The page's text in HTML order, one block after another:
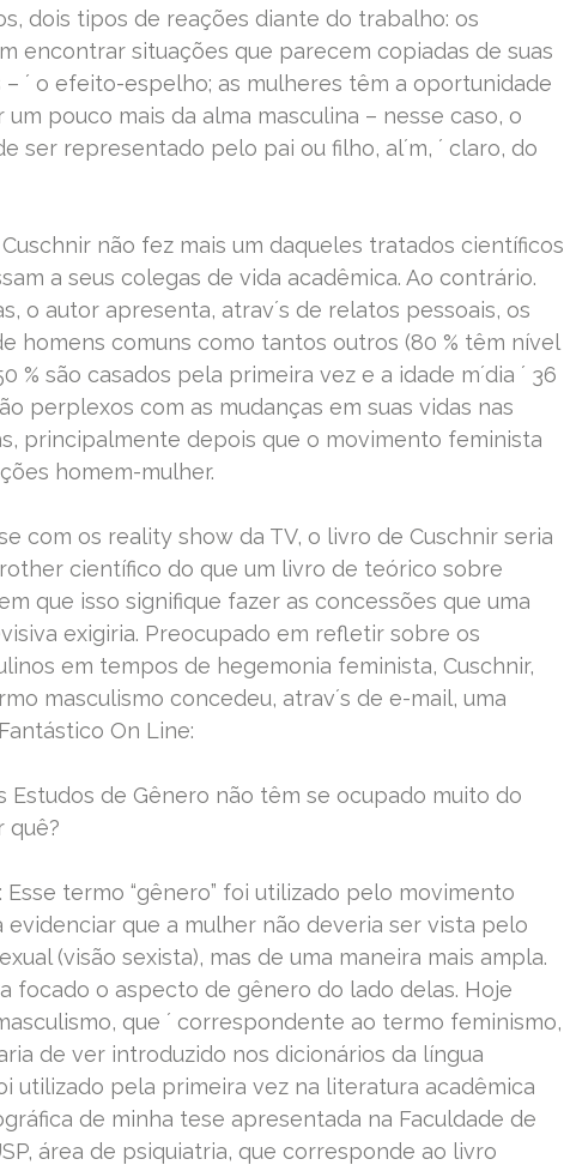
dois tipos de reações diante do trabalho: os
encontrar situações que parecem copiadas de suas
´ o efeito-espelho; as mulheres têm a oportunidade
pouco mais da alma masculina – nesse caso, o
ser representado pelo pai ou filho, al´m, ´ claro, do
não fez mais um daqueles tratados científicos
a seus colegas de vida acadêmica. Ao contrário.
o autor apresenta, atrav´s de relatos pessoais, os
homens comuns como tantos outros (80 % têm nível
% são casados pela primeira vez e a idade m´dia ´ 36
perplexos com as mudanças em suas vidas nas
principalmente depois que o movimento feminista
homem-mulher.
com os reality show da TV, o livro de Cuschnir seria
científico do que um livro de teórico sobre
que isso signifique fazer as concessões que uma
exigiria. Preocupado em refletir sobre os
em tempos de hegemonia feminista, Cuschnir,
masculismo concedeu, atrav´s de e-mail, uma
On Line:
Estudos de Gênero não têm se ocupado muito do
quê?
Esse termo “gênero” foi utilizado pelo movimento
evidenciar que a mulher não deveria ser vista pelo
(visão sexista), mas de uma maneira mais ampla.
focado o aspecto de gênero do lado delas. Hoje
que ´ correspondente ao termo feminismo,
de ver introduzido nos dicionários da língua
utilizado pela primeira vez na literatura acadêmica
de minha tese apresentada na Faculdade de
área de psiquiatria, que corresponde ao livro